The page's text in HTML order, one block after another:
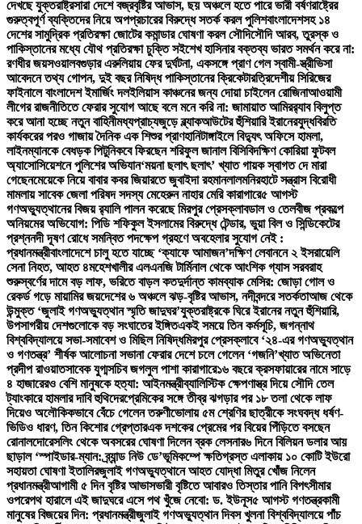
দেখছে যুক্তরাষ্ট্রসারা দেশে বজ্রবৃষ্টির আভাস, ছয় অঞ্চলে হতে পারে ভারী বর্ষণরাষ্ট্রের
গুরুত্বপূর্ণ ব্যক্তিদের নিয়ে অপপ্রচারের বিরুদ্ধে সতর্ক করল পুলিশবাংলাদেশসহ ১৪
দেশের সামুদ্রিক প্রতিরক্ষা জোটের কমান্ডার ঘোষণা করল সৌদিসৌদি আরব, তুরস্ক ও
পাকিস্তানের মধ্যে যৌথ প্রতিরক্ষা চুক্তি সইশেখ হাসিনার বক্তব্য ভারত সমর্থন করে না:
রণধীর জয়সওয়ালবগুড়ার এরুলিয়ায় ফের দুর্ঘটনা, একসঙ্গে প্রাণ গেল স্বামী-স্ত্রীভিসা
আবেদনে তথ্য গোপন, দুই বছর নিষিদ্ধ পাকিস্তানের ক্রিকেটারত্রিদেশীয় সিরিজের
ফাইনালে বাংলাদেশ ইমার্জিং দলইলিয়াস কাঞ্চনের জন্য দোয়া চাইলেন রোজিনাআওয়ামী
লীগের রাজনীতিতে ফেরার সুযোগ আছে বলে মনে করি না: জামায়াত আমিরর‍্যাব বিলুপ্ত
করে আনা হচ্ছে নতুন বাহিনীমধ্যপ্রাচ্যজুড়ে ব্ল্যাকআউটের হুঁশিয়ারি ইরানেরযুদ্ধবিরতি
কার্যকরের পরও গাজায় দৈনিক এক শিশুর প্রাণহানিটাঙ্গাইলে বিদ্যুৎ অফিসে হামলা,
লাইনম্যানকে বেধড়ক পিটুনিকবে ফিরছেন শরিফুল জানাল বিসিবিদক্ষিণ কোরিয়া ফুটবল
অ্যাসোসিয়েশনে পুলিশের অভিযান‘ময়না ছলাৎ ছলাৎ’ খ্যাত গায়ক স্বাগত দে মারা
গেছেনমেয়েকে নিয়ে বাবার কবর জিয়ারতে জুবাইদা রহমানলালমনিরহাটে সন্ত্রাস বিরোধী
মামলায় সাবেক জেলা পরিষদ সদস্য মেহেরুন নাহার মেরি কারাগারে৫ আগস্ট
গণঅভ্যুত্থানের বিজয় র‍্যালি পালন করেছে মিরপুর প্রেসক্লাবডাল ও তেলবীজ প্রকল্পে
অনিয়মের অভিযোগ: পিডি শফিকুল ইসলামের বিরুদ্ধে টেন্ডার, ভুয়া বিল ও সিন্ডিকেটের
প্রশ্ননদী দূষণ রোধে সমন্বিত পদক্ষেপ গ্রহণে অবহেলার সুযোগ নেই :
প্রধানমন্ত্রীবাংলাদেশে চালু হতে যাচ্ছে ‘ক্যাফে আমাজন’দক্ষিণ লেবাননে ২ ইসরায়েলি
সেনা নিহত, আহত ৪মহেশখালীর এলএনজি টার্মিনাল থেকে আংশিক গ্যাস সরবরাহ
শুরুস্বর্ণের দামে বড় লাফ, ভরিতে বাড়ল কতদুর্দান্ত কামব্যাক মেসির: জোড়া গোল ও
রেকর্ড গড়ে মায়ামির জয়দেশের ৬ অঞ্চলে ঝড়-বৃষ্টির আভাস, নদীবন্দরে সতর্কতাআজ থেকে
উন্মুক্ত ‘জুলাই গণঅভ্যুত্থান স্মৃতি জাদুঘর’যুক্তরাষ্ট্রকে ঘিরে ইরানের নতুন হুঁশিয়ারি,
উপসাগরীয় দেশগুলোকে বড় সংঘাতের ইঙ্গিতএকই সময়ে তিন কর্মসূচি, জগন্নাথ
বিশ্ববিদ্যালয়ে সভা-সমাবেশ ও মিছিল নিষিদ্ধমিরপুর প্রেসক্লাবে ‘২৪-এর গণঅভ্যুত্থান
ও গণতন্ত্র’ শীর্ষক আলোচনা সভানা ফেরার দেশে চলে গেলেন ‘গজনি’খ্যাত অভিনেতা
প্রদীপ রাওয়াতসাবেক যুগ্মসচিব জগলুল পাশা কারাগারে১৬ বছরে ক্রসফায়ারের নামে সাড়ে
৪ হাজারেরও বেশি মানুষকে হত্যা: আইনমন্ত্রীব্যালিস্টিক ক্ষেপণাস্ত্র দিয়ে সৌদি তেল
ট্যাংকারে হামলার দাবি হুথিদেরপ্রেমিকের সঙ্গে তীব্র ঝগড়ার পর ১৮ তলা থেকে লাফ
দিয়েও অলৌকিকভাবে বেঁচে গেলেন তরুণীভোলায় ৫ম শ্রেণির ছাত্রীকে সংঘবদ্ধ ধর্ষণ-
ভিডিও ধারণ, তিন কিশোর গ্রেপ্তারএক দশকের প্রেমের পর বিয়ের পিঁড়িতে বসছেন
রোনালদোরেসলিং থেকে অবসরের ঘোষণা দিলেন ব্রক লেসনার৬ দিনে বিলিয়ন ডলার আয়
ছাড়াল ‘স্পাইডার-ম্যান: ব্র্যান্ড নিউ ডে’ভূমিকম্পে ক্ষতিগ্রস্ত এলাকায় ১০ কোটি ইউরো
সহায়তা ঘোষণা ইতালিরজুলাই গণঅভ্যুত্থানে আহত যোদ্ধা মিতুর খোঁজ নিলেন
প্রধানমন্ত্রীআগামী ৫ দিন বৃষ্টির আভাসভারী বৃষ্টিতে আবারও তিস্তার পানি বিপৎসীমার
ওপরেপথ হারালে এই জাদুঘরে এসে পথ খুঁজে নেবো: ড. ইউনূস৫ আগস্ট গণতন্ত্রকামী
মানুষের বিজয়ের দিন: প্রধানমন্ত্রীজুলাই গণঅভ্যুত্থান দিবস খুলনা বিশ্ববিদ্যালয়ে পাঁচ